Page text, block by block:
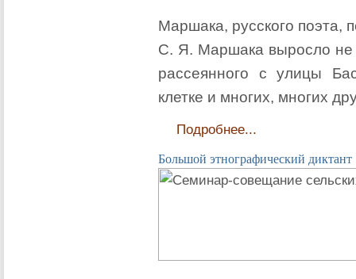
Маршака, русского поэта,
С. Я. Маршака выросло не
рассеянного с улицы
клетке и многих, многих
Подробнее...
Большой этнографический диктант